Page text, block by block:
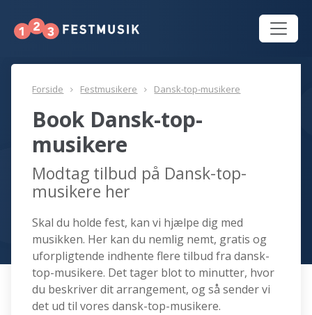
Forside Festmusikere Dansk-top-musikere
Book Dansk-top-
musikere
Modtag tilbud på Dansk-top-
musikere her
Skal du holde fest, kan vi hjælpe dig med
musikken. Her kan du nemlig nemt, gratis og
uforpligtende indhente flere tilbud fra dansk-
top-musikere. Det tager blot to minutter, hvor
du beskriver dit arrangement, og så sender vi
det ud til vores dansk-top-musikere.